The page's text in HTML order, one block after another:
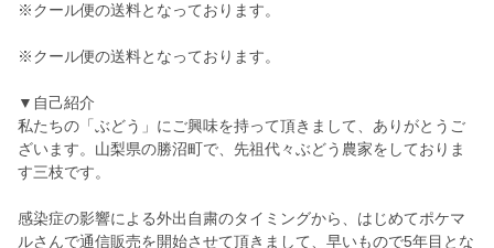
※クール便の送料となっております。
※クール便の送料となっております。
▼自己紹介
私たちの「ぶどう」にご興味を持って頂きまして、ありがとうご
ざいます。山梨県の勝沼町で、先祖代々ぶどう農家をしておりま
す三枝です。
感染症の影響による外出自粛のタイミングから、はじめてポケマ
ルさんで通信販売を開始させて頂きまして、早いもので5年目とな